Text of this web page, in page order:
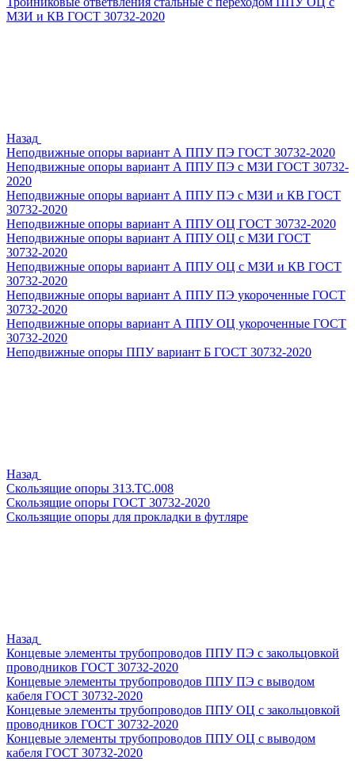
МЗИ и КВ ГОСТ 30732-2020
Назад
Неподвижные опоры вариант А ППУ ПЭ ГОСТ 30732-2020
Неподвижные опоры вариант А ППУ ПЭ с МЗИ ГОСТ 30732-
2020
Неподвижные опоры вариант А ППУ ПЭ с МЗИ и КВ ГОСТ
30732-2020
Неподвижные опоры вариант А ППУ ОЦ ГОСТ 30732-2020
Неподвижные опоры вариант А ППУ ОЦ с МЗИ ГОСТ
30732-2020
Неподвижные опоры вариант А ППУ ОЦ с МЗИ и КВ ГОСТ
30732-2020
Неподвижные опоры вариант А ППУ ПЭ укороченные ГОСТ
30732-2020
Неподвижные опоры вариант А ППУ ОЦ укороченные ГОСТ
30732-2020
Неподвижные опоры ППУ вариант Б ГОСТ 30732-2020
Назад
Скользящие опоры 313.ТС.008
Скользящие опоры ГОСТ 30732-2020
Скользящие опоры для прокладки в футляре
Назад
Концевые элементы трубопроводов ППУ ПЭ с закольцовкой
проводников ГОСТ 30732-2020
Концевые элементы трубопроводов ППУ ПЭ с выводом
кабеля ГОСТ 30732-2020
Концевые элементы трубопроводов ППУ ОЦ с закольцовкой
проводников ГОСТ 30732-2020
Концевые элементы трубопроводов ППУ ОЦ с выводом
кабеля ГОСТ 30732-2020